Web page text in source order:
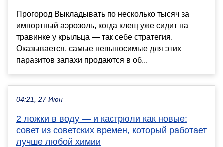
Прогород Выкладывать по несколько тысяч за
импортный аэрозоль, когда клещ уже сидит на
травинке у крыльца — так себе стратегия.
Оказывается, самые невыносимые для этих
паразитов запахи продаются в об...
04:21, 27 Июн
2 ложки в воду — и кастрюли как новые:
совет из советских времен, который работает
лучше любой химии